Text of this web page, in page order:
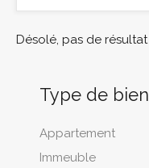
Désolé, pas de résultat
Type de bien
Appartement
Immeuble